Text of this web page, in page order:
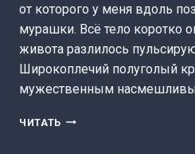
от которого у меня вдоль
мурашки. Всё тело коротко
живота разлилось
Широкоплечий полуголый
мужественным
ЧИТАТЬ МОЙ